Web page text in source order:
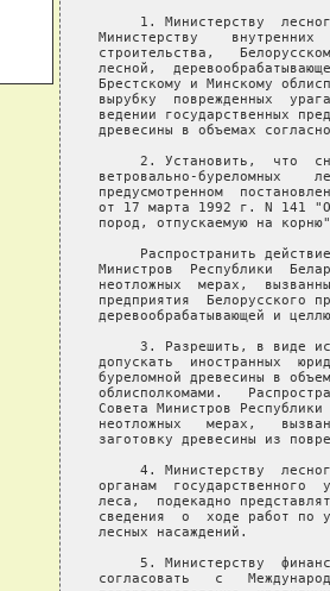
1. Министерству
Министерству
строительства,
лесной,
Брестскому и Минскому
вырубку  поврежденных
ведении государственных
древесины в объемах
2. Установить,  что
ветровально-буреломных
предусмотренном
от 17 марта 1992 г. N 141
пород, отпускаемую на
Распространить
Министров  Республики
неотложных  мерах,
предприятия  Белорусского
деревообрабатывающей и
3. Разрешить, в виде
допускать  иностранных
буреломной древесины в
облисполкомами.
Совета Министров
неотложных   мерах,
заготовку древесины из
4. Министерству
органам  государственного
леса,  подекадно
сведения  о  ходе работ по
лесных насаждений.
5. Министерству
согласовать   с